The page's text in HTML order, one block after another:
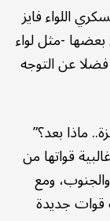
اللواء فايز
-مثل لواء
عن التوجه
ماذا بعد؟”
غالبية قواتها من
ومع
قوات جديدة